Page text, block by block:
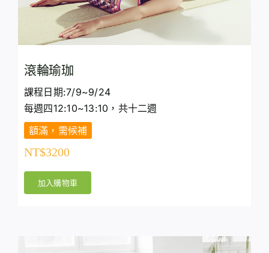
滾輪瑜珈
課程日期:7/9~9/24
每週四12:10~13:10，共十二週
額滿，需候補
NT$3200
加入購物車